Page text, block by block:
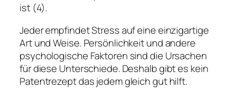
ist (4).
Jeder empfindet Stress auf eine einzigartige
Art und Weise. Persönlichkeit und andere
psychologische Faktoren sind die Ursachen
für diese Unterschiede. Deshalb gibt es kein
Patentrezept das jedem gleich gut hilft.